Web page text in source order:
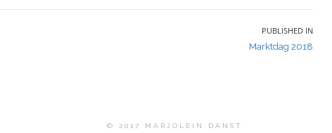
PUBLISHED IN
Marktdag 2018
© 2017 MARJOLEIN DANST.